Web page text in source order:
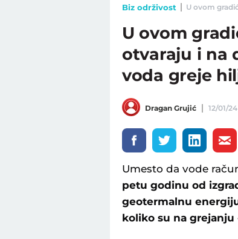
Biz održivost U ovom
U ovom
otvaraju i na
voda greje
Dragan Grujić 12/01/
Umesto da vode
petu godinu od
geotermalnu
koliko su na grejanju